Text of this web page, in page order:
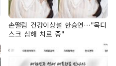
손떨림 건강이상설 한승연…"목디
스크 심해 치료 중"